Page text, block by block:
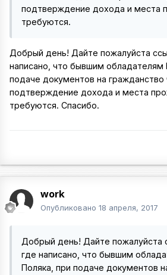
подтверждение дохода и места
требуются.
Добрый день! Дайте пожалуйста
написано, что бывшим обладателям
подаче документов на гражданство
подтверждение дохода и места
требуются. Спасибо.
work
Опубликовано 18 апреля, 2017
Добрый день! Дайте пожалуйста
где написано, что бывшим
Поляка, при подаче документов